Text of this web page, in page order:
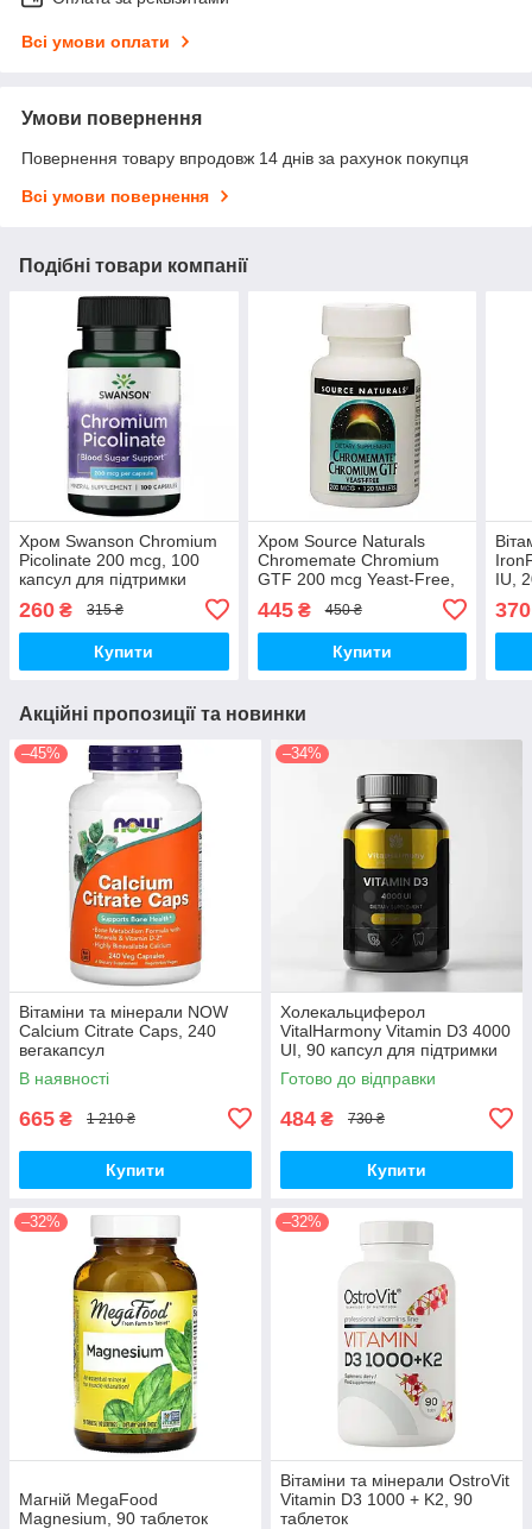
Всі умови оплати
Умови повернення
Повернення товару впродовж 14 днів за рахунок покупця
Всі умови повернення
Подібні товари компанії
Хром Swanson Chromium
Picolinate 200 mcg, 100
капсул для підтримки
260 ₴ 315 ₴
Купити
Хром Source Naturals
Chromemate Chromium
GTF 200 mcg Yeast-Free,
445₴ 450 ₴
Купити
IU,
370
Акційні пропозиції та новинки
–45%
Вітаміни та мінерали NOW
Calcium Citrate Caps, 240
вегакапсул
В наявності
665 ₴ 1 210 ₴
Купити
–34%
Холекальциферол
VitalHarmony Vitamin D3 4000
UI, 90 капсул для підтримки
імунної системи
Готово до відправки
484 ₴ 730 ₴
Купити
–32%
Магній MegaFood
Magnesium, 90 таблеток
–32%
Вітаміни та мінерали OstroVit
Vitamin D3 1000 + K2, 90
таблеток